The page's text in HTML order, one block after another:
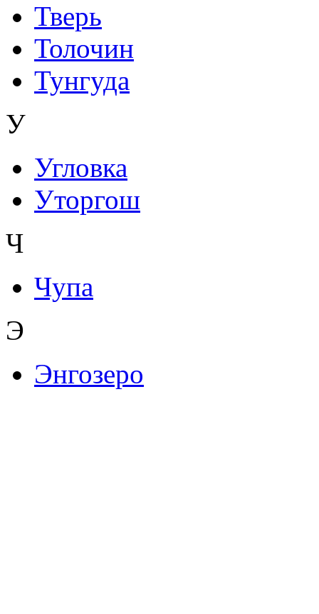
Тверь
Толочин
Тунгуда
У
Угловка
Уторгош
Ч
Чупа
Э
Энгозеро